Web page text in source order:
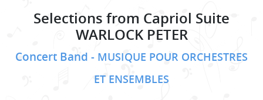
Selections from Capriol Suite
WARLOCK PETER
Concert Band
MUSIQUE POUR ORCHESTRES
ET ENSEMBLES